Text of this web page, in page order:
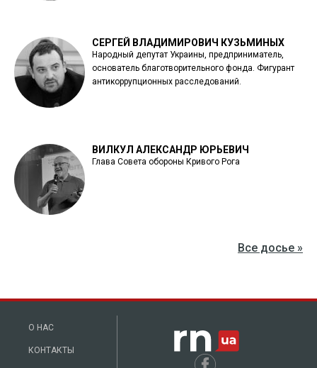
СЕРГЕЙ ВЛАДИМИРОВИЧ КУЗЬМИНЫХ
Народный депутат Украины, предприниматель,
основатель благотворительного фонда. Фигурант
антикоррупционных расследований.
ВИЛКУЛ АЛЕКСАНДР ЮРЬЕВИЧ
Глава Совета обороны Кривого Рога
Все досье »
О НАС
КОНТАКТЫ